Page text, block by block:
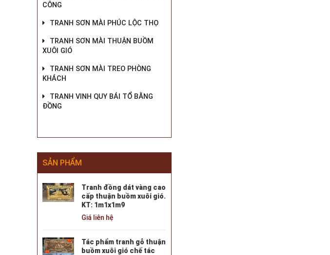
CÔNG
TRANH SƠN MÀI PHÚC LỘC THỌ
TRANH SƠN MÀI THUẬN BUỒM
XUÔI GIÓ
TRANH SƠN MÀI TREO PHÒNG
KHÁCH
TRANH VINH QUY BÁI TỔ BẰNG
ĐỒNG
SẢN PHẨM
Tranh đồng dát vàng cao
cấp thuận buồm xuôi gió.
KT: 1m1x1m9
Giá liên hệ
Tác phẩm tranh gỗ thuận
buồm xuôi gió chế tác